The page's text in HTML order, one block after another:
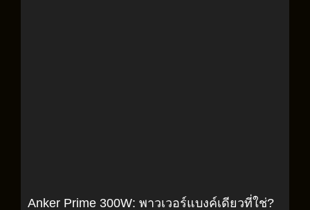
Anker Prime 300W: พาวเวอร์แบงค์เดียวที่ใช่?